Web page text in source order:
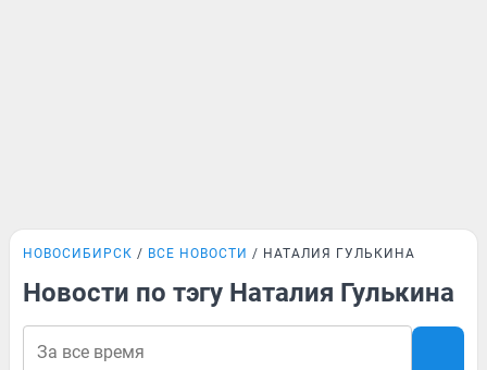
НОВОСИБИРСК ВСЕ НОВОСТИ НАТАЛИЯ ГУЛЬКИНА
Новости по тэгу Наталия Гулькина